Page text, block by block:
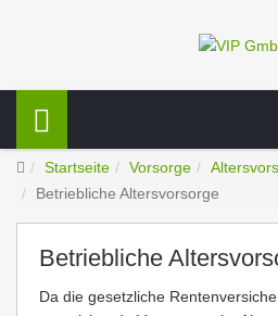
Startseite Vorsorge
Betriebliche Altersvorsorge
Betriebliche
Da die gesetzliche